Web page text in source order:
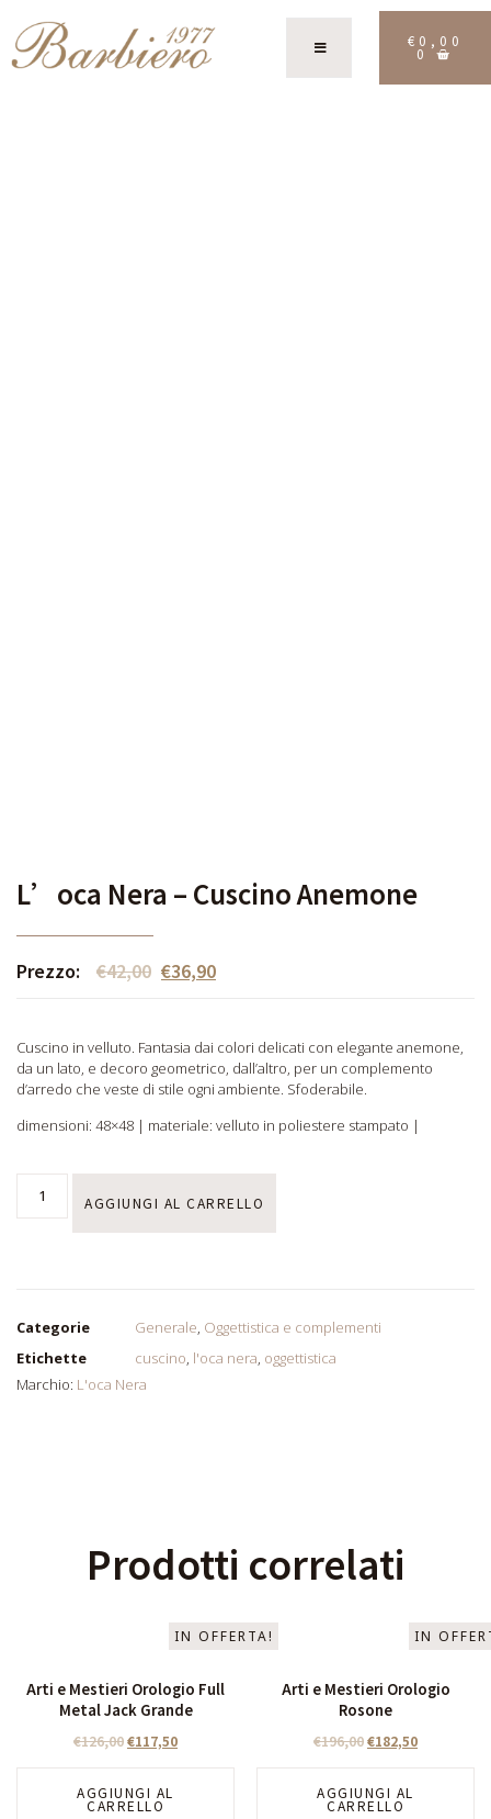
€ 0,00
0
L’oca Nera – Cuscino Anemone
Prezzo: €42,00 €36,90
Cuscino in velluto. Fantasia dai colori delicati con elegante anemone,
da un lato, e decoro geometrico, dall’altro, per un complemento
d’arredo che veste di stile ogni ambiente. Sfoderabile.
dimensioni: 48×48 | materiale: velluto in poliestere stampato |
AGGIUNGI AL CARRELLO
Categorie Generale, Oggettistica e complementi
Etichette
cuscino, l'oca nera, oggettistica
Marchio: L'oca Nera
Prodotti correlati
IN OFFERTA!
Arti e Mestieri Orologio Full
Metal Jack Grande
€126,00€117,50
AGGIUNGI AL
CARRELLO
IN
Arti e Mestieri Orologio
Rosone
€196,00€182,50
AGGIUNGI AL
CARRELLO